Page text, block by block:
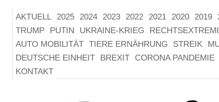
AKTUELL 2025 2024 2023 2022 2021 2020 2019
TRUMP
PUTIN UKRAINE-KRIEG
AUTO MOBILITÄT TIERE ERNÄHRUNG STREIK
DEUTSCHE EINHEIT
BREXIT
CORONA PANDEMIE
KONTAKT